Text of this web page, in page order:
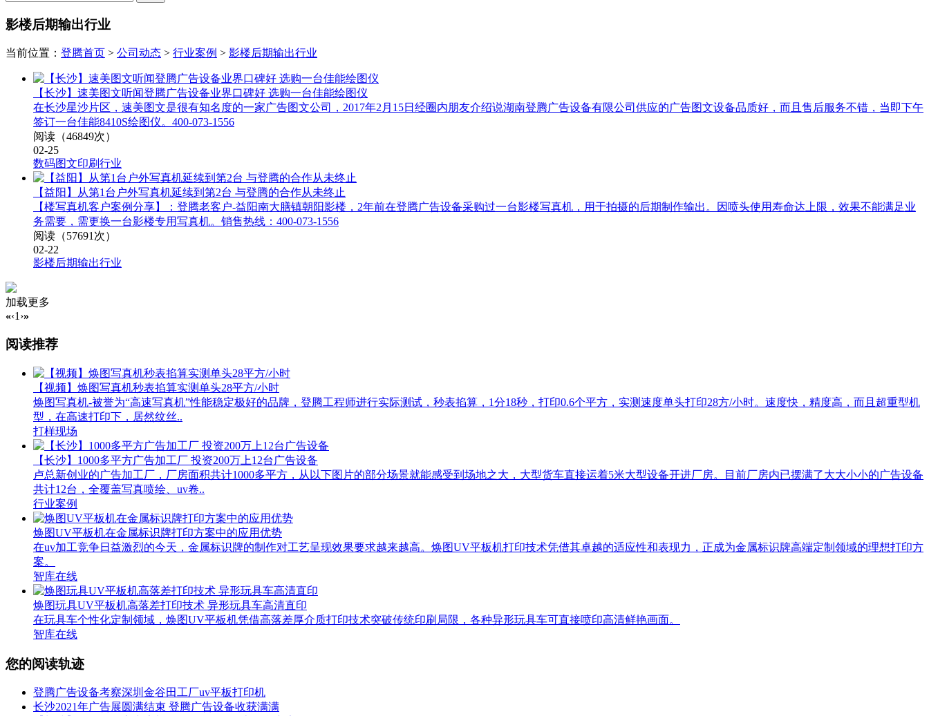
影楼后期输出行业
当前位置： 登腾首页 > 公司动态 > 行业案例 > 影楼后期输出行业
【长沙】速美图文听闻登腾广告设备业界口碑好 选购一台佳能绘图仪
在长沙星沙片区，速美图文是很有知名度的一家广告图文公司，2017年2月15日经圈内朋友介绍说湖南登腾广告设备有限公司供应的广告图文设备品质好，而且售后服务不错，当即下午
签订一台佳能8410S绘图仪。400-073-1556
阅读（46849次）
02-25
数码图文印刷行业
【益阳】从第1台户外写真机延续到第2台 与登腾的合作从未终止
【楼写真机客户案例分享】：登腾老客户-益阳南大膳镇朝阳影楼，2年前在登腾广告设备​采购过一台影楼写真机，用于拍摄的后期制作输出。因喷头使用寿命达上限，效果不能满足业
务需要，需更换一台影楼专用写真机。销售热线：400-073-1556
阅读（57691次）
02-22
影楼后期输出行业
加载更多
«‹1›»
阅读推荐
【视频】焕图写真机秒表掐算实测单头28平方/小时
焕图写真机-被誉为“高速写真机”性能稳定极好的品牌，登腾工程师进行实际测试，秒表掐算，1分18秒，打印0.6个平方，实测速度单头打印28方/小时。速度快，精度高，而且超重型机
型，在高速打印下，居然纹丝..
打样现场
【长沙】1000多平方广告加工厂 投资200万上12台广告设备
卢总新创业的广告加工厂，厂房面积共计1000多平方，从以下图片的部分场景就能感受到场地之大，大型货车直接运着5米大型设备开进厂房。目前厂房内已摆满了大大小小的广告设备
共计12台，全覆盖写真喷绘、uv卷..
行业案例
焕图UV平板机在金属标识牌打印方案中的应用优势
在uv加工竞争日益激烈的今天，金属标识牌的制作对工艺呈现效果要求越来越高。焕图UV平板机打印技术凭借其卓越的适应性和表现力，正成为金属标识牌高端定制领域的理想打印方
案。
智库在线
焕图玩具UV平板机高落差打印技术 异形玩具车高清直印
在玩具车个性化定制领域，焕图UV平板机凭借高落差厚介质打印技术突破传统印刷局限，各种异形玩具车可直接喷印高清鲜艳画面。
智库在线
您的阅读轨迹
登腾广告设备考察深圳金谷田工厂uv平板打印机
长沙2021年广告展圆满结束 登腾广告设备收获满满